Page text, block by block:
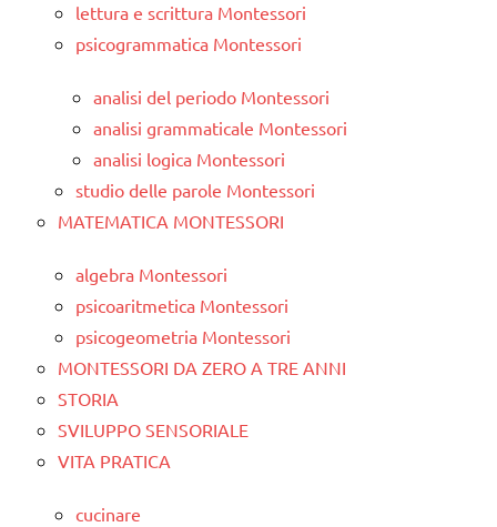
lettura e scrittura Montessori
psicogrammatica Montessori
analisi del periodo Montessori
analisi grammaticale Montessori
analisi logica Montessori
studio delle parole Montessori
MATEMATICA MONTESSORI
algebra Montessori
psicoaritmetica Montessori
psicogeometria Montessori
MONTESSORI DA ZERO A TRE ANNI
STORIA
SVILUPPO SENSORIALE
VITA PRATICA
cucinare